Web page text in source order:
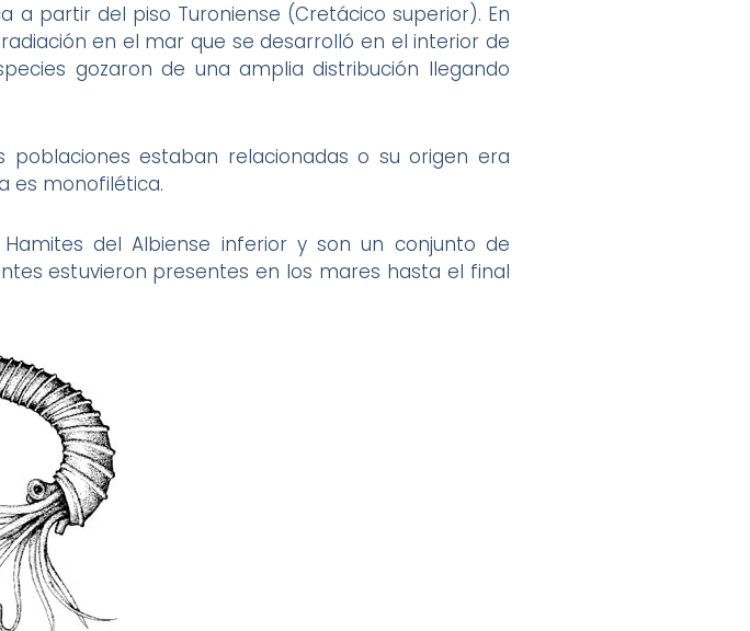
a partir del piso Turoniense (Cretácico superior). En
en el mar que se desarrolló en el interior de
gozaron de una amplia distribución llegando
estaban relacionadas o su origen era
es monofilética.
del Albiense inferior y son un conjunto de
estuvieron presentes en los mares hasta el final